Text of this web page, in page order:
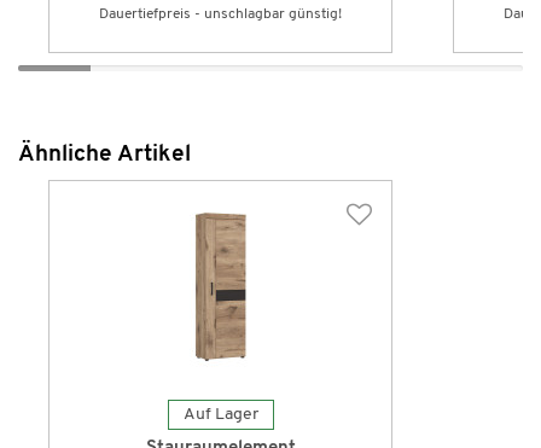
Dauertiefpreis - unschlagbar günstig!
Ähnliche Artikel
Auf Lager